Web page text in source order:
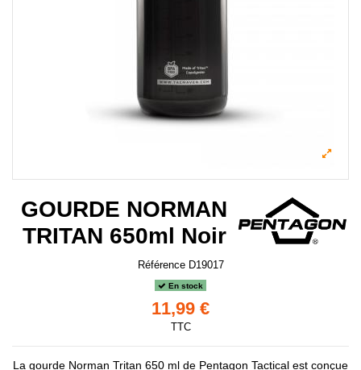
GOURDE NORMAN
TRITAN 650ml Noir
Référence D19017
En stock
11,99 €
TTC
La gourde Norman Tritan 650 ml de Pentagon Tactical est conçue